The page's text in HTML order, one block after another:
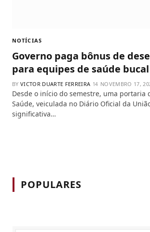
NOTÍCIAS
Governo paga bônus de
para equipes de saúde bucal
BY VICTOR DUARTE FERREIRA NOVEMBRO 17,
Desde o início do semestre, uma portaria
Saúde, veiculada no Diário Oficial da
significativa…
POPULARES